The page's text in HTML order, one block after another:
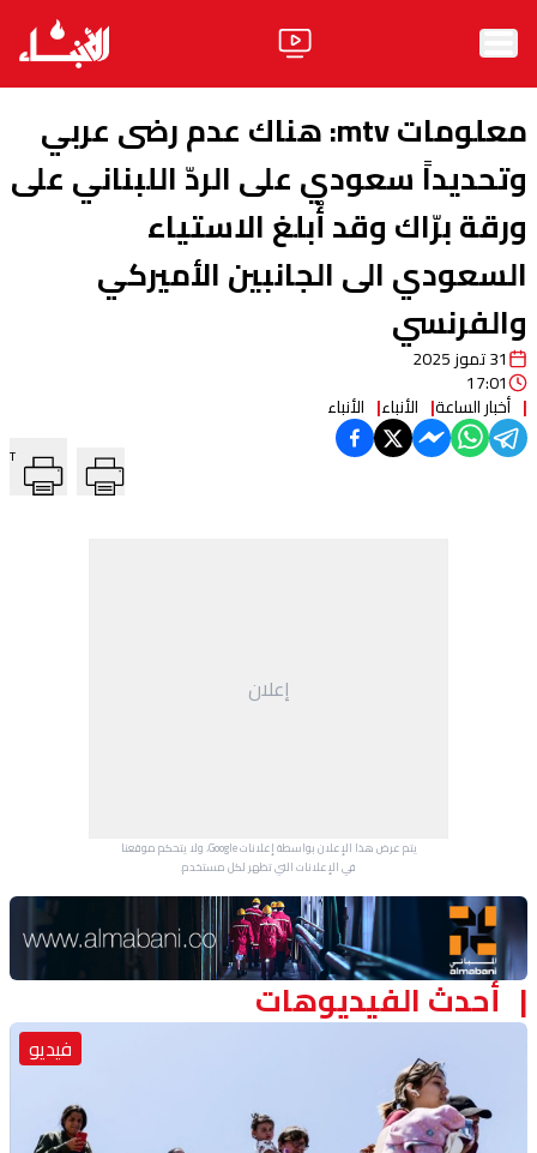
الأخبار
آراء
فيديو
مواقف
وليد جنبلاطالحزب
ابحث
معلومات mtv: هناك عدم رضى عربي
وتحديداً سعودي على الردّ اللبناني على
ورقة برّاك وقد أُبلغ الاستياء
السعودي الى الجانبين الأميركي
والفرنسي
31 تموز 2025
17:01
أخبار الساعة الأنباء الأنباء
T
إعلان
يتم عرض هذا الإعلان بواسطة إعلانات Google، ولا يتحكم موقعنا
في الإعلانات التي تظهر لكل مستخدم.
Advertisement Section
أحدث الفيديوهات
فيديو